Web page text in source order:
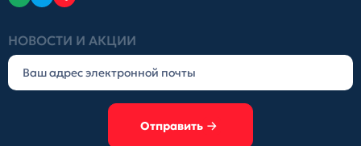
НОВОСТИ И АКЦИИ
Отправить